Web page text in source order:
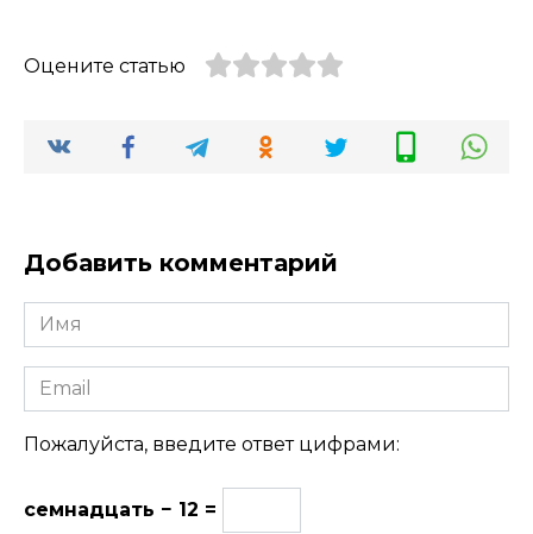
Оцените статью
Добавить комментарий
Имя
Email
Пожалуйста, введите ответ цифрами:
семнадцать − 12 =